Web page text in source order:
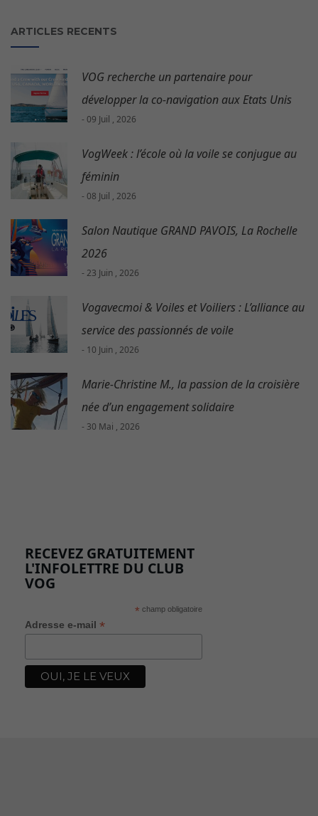
ARTICLES RECENTS
VOG recherche un partenaire pour
développer la co-navigation aux Etats Unis
- 09 Juil , 2026
VogWeek : l’école où la voile se conjugue au
féminin
- 08 Juil , 2026
Salon Nautique GRAND PAVOIS, La Rochelle
2026
- 23 Juin , 2026
Vogavecmoi & Voiles et Voiliers : L’alliance au
service des passionnés de voile
- 10 Juin , 2026
Marie-Christine M., la passion de la croisière
née d’un engagement solidaire
- 30 Mai , 2026
RECEVEZ GRATUITEMENT
L'INFOLETTRE DU CLUB
VOG
* champ obligatoire
Adresse e-mail *